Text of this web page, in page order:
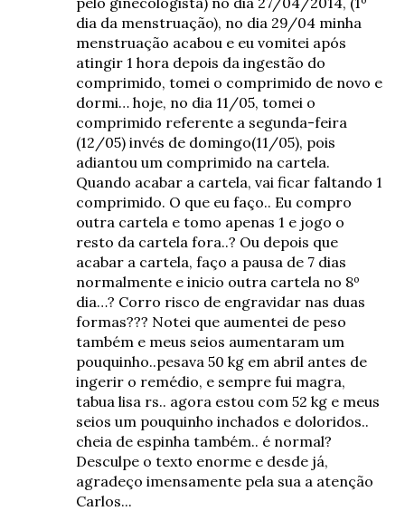
dia da menstruação), no dia 29/04 minha
menstruação acabou e eu vomitei após
atingir 1 hora depois da ingestão do
comprimido, tomei o comprimido de novo e
dormi… hoje, no dia 11/05, tomei o
comprimido referente a segunda-feira
(12/05) invés de domingo(11/05), pois
adiantou um comprimido na cartela.
Quando acabar a cartela, vai ficar faltando 1
comprimido. O que eu faço.. Eu compro
outra cartela e tomo apenas 1 e jogo o
resto da cartela fora..? Ou depois que
acabar a cartela, faço a pausa de 7 dias
normalmente e inicio outra cartela no 8º
dia…? Corro risco de engravidar nas duas
formas??? Notei que aumentei de peso
também e meus seios aumentaram um
pouquinho..pesava 50 kg em abril antes de
ingerir o remédio, e sempre fui magra,
tabua lisa rs.. agora estou com 52 kg e meus
seios um pouquinho inchados e doloridos..
cheia de espinha também.. é normal?
Desculpe o texto enorme e desde já,
agradeço imensamente pela sua a atenção
Carlos...